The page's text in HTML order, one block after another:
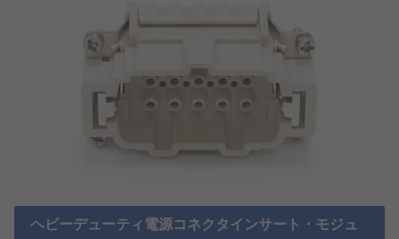
ヘビーデューティ電源コネクタインサート・モジュ